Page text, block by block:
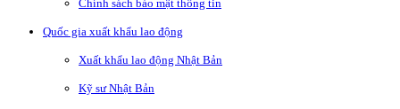
Chính sách bảo mật thông tin
Quốc gia xuất khẩu lao động
Xuất khẩu lao động Nhật Bản
Kỹ sư Nhật Bản